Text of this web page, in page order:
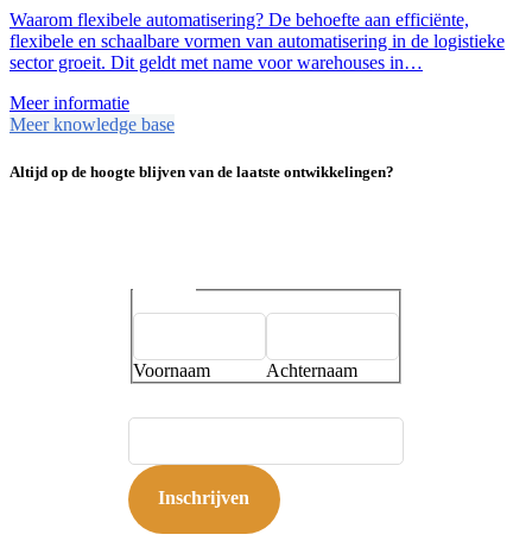
Waarom flexibele automatisering? De behoefte aan efficiënte,
flexibele en schaalbare vormen van automatisering in de logistieke
sector groeit. Dit geldt met name voor warehouses in…
Meer informatie
Meer knowledge base
Altijd op de hoogte blijven van de laatste ontwikkelingen?
Voornaam
Achternaam
Inschrijven